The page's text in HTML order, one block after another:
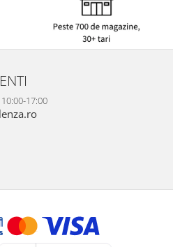
17:00